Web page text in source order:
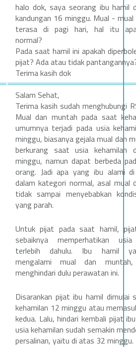
halo dok, saya seorang ibu hamil
kandungan 16 minggu. Mual -
terasa di pagi hari, hal itu
normal?
Pada saat hamil ini apakah
pijat? Ada atau tidak
Terima kasih dok
Salam Sehat,
Terima kasih sudah menghubungi
Mual dan muntah pada saat
umumnya terjadi pada usia
minggu, biasanya gejala mual dan
berkurang saat usia
minggu, namun dapat berbeda
orang. Jadi apa yang ibu alami
dalam kategori normal, asal mual
tidak sampai menyebabkan
yang parah.
Untuk pijat pada saat hamil,
sebaiknya memperhatikan usia
terlebih dahulu. Ibu hamil
mengalami mual dan muntah,
menghindari dulu perawatan ini.
Disarankan pijat ibu hamil dimulai
kehamilan 12 minggu atau
kedua. Lalu, hindari kembali pijat
usia kehamilan sudah semakin
persalinan, yaitu di atas 32 minggu.